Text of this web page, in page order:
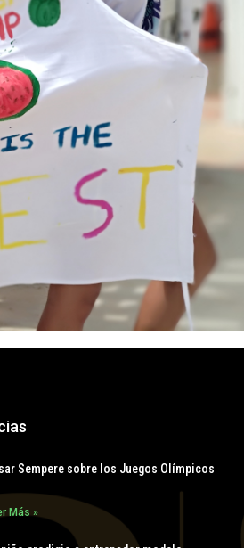
Sempere sobre los Juegos Olímpicos
Más »